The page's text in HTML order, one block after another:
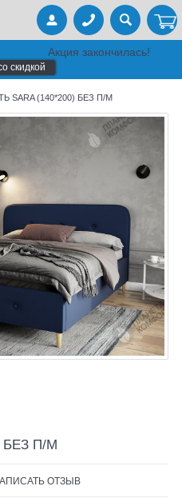
Акция закончилась!
скидкой
SARA (140*200) БЕЗ П/М
БЕЗ П/М
ОТЗЫВ